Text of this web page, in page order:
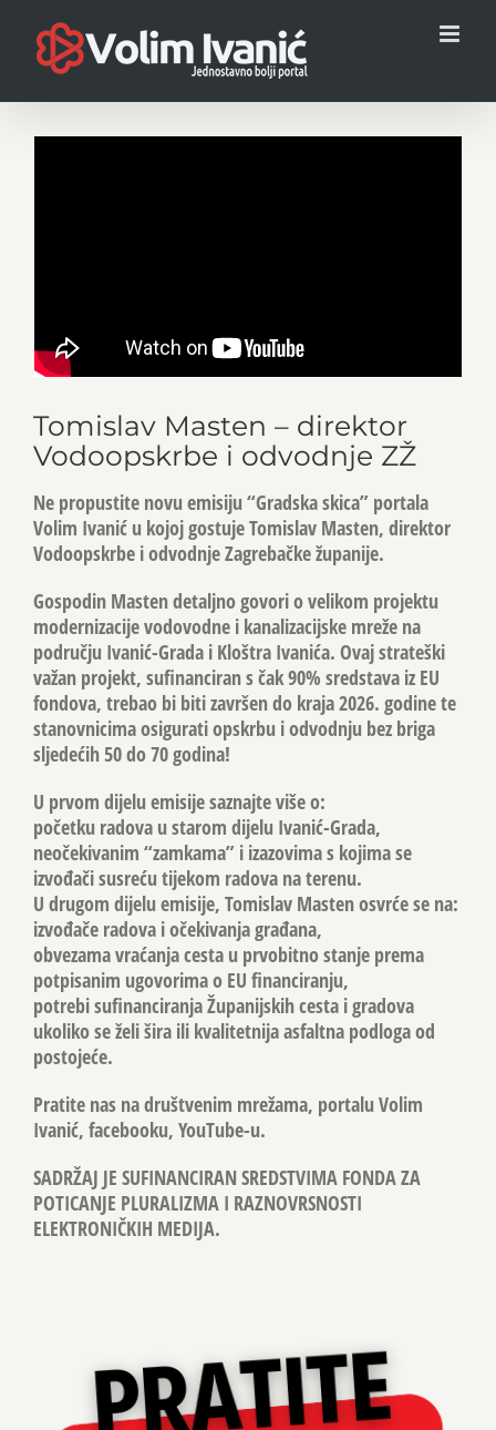
content
Tomislav Masten – direktor
Vodoopskrbe i odvodnje ZŽ
Ne propustite novu emisiju “Gradska skica” portala
Volim Ivanić u kojoj gostuje Tomislav Masten, direktor
Vodoopskrbe i odvodnje Zagrebačke županije.
Gospodin Masten detaljno govori o velikom projektu
modernizacije vodovodne i kanalizacijske mreže na
području Ivanić-Grada i Kloštra Ivanića. Ovaj strateški
važan projekt, sufinanciran s čak 90% sredstava iz EU
fondova, trebao bi biti završen do kraja 2026. godine te
stanovnicima osigurati opskrbu i odvodnju bez briga
sljedećih 50 do 70 godina!
U prvom dijelu emisije saznajte više o:
početku radova u starom dijelu Ivanić-Grada,
neočekivanim “zamkama” i izazovima s kojima se
izvođači susreću tijekom radova na terenu.
U drugom dijelu emisije, Tomislav Masten osvrće se na:
izvođače radova i očekivanja građana,
obvezama vraćanja cesta u prvobitno stanje prema
potpisanim ugovorima o EU financiranju,
potrebi sufinanciranja Županijskih cesta i gradova
ukoliko se želi šira ili kvalitetnija asfaltna podloga od
postojeće.
Pratite nas na društvenim mrežama, portalu Volim
Ivanić, facebooku, YouTube-u.
SADRŽAJ JE SUFINANCIRAN SREDSTVIMA FONDA ZA
POTICANJE PLURALIZMA I RAZNOVRSNOSTI
ELEKTRONIČKIH MEDIJA.